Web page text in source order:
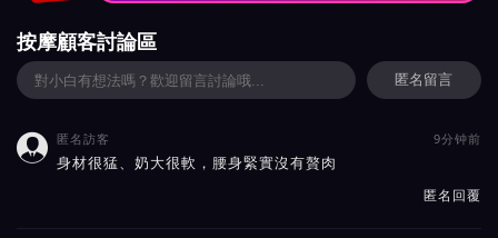
按摩顧客討論區
匿名留言
 匿名訪客 9分钟前
身材很猛、奶大很軟，腰身緊實沒有贅肉
匿名回覆